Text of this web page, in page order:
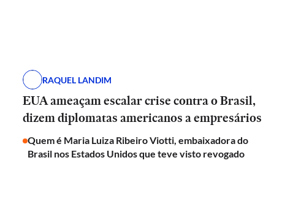
RAQUEL LANDIM
EUA ameaçam escalar crise contra o Brasil,
dizem diplomatas americanos a empresários
Quem é Maria Luiza Ribeiro Viotti, embaixadora do
Brasil nos Estados Unidos que teve visto revogado